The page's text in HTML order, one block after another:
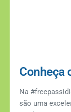
Conheça
Na
são uma